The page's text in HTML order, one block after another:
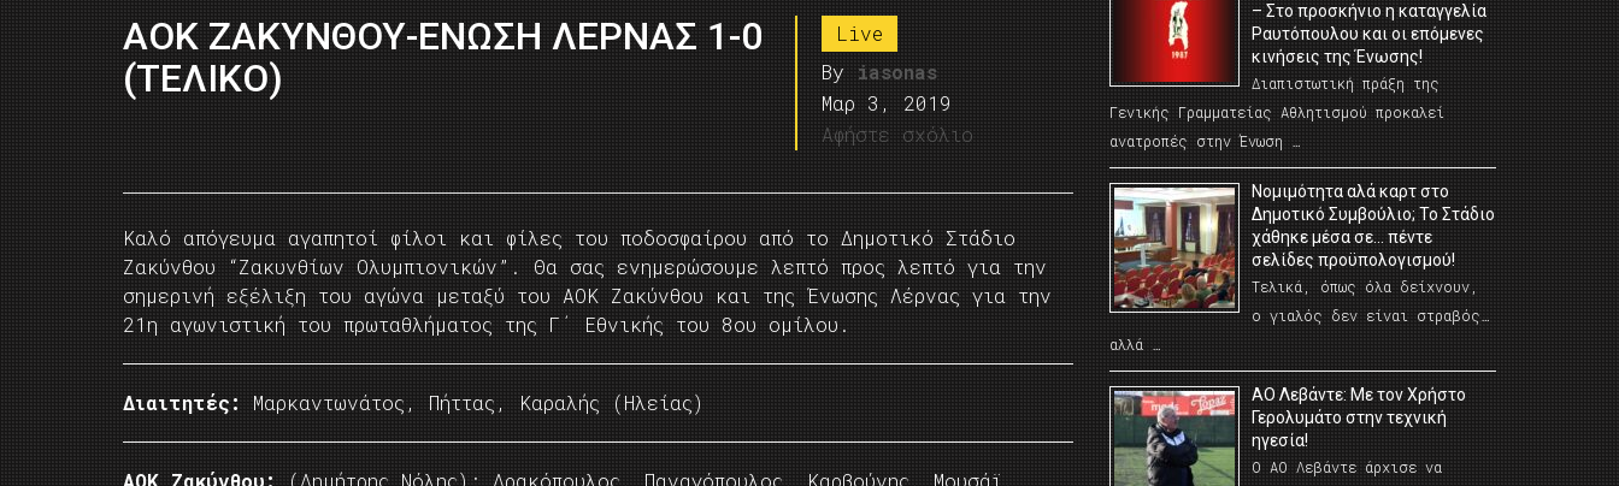
ΑΟΚ ΖΑΚΥΝΘΟΥ-ΕΝΩΣΗ ΛΕΡΝΑΣ 1-0
(ΤΕΛΙΚΟ)
Live
By iasonas
Μαρ 3, 2019
Αφήστε σχόλιο
Kαλό απόγευμα αγαπητοί φίλοι και φίλες του ποδοσφαίρου από το Δημοτικό Στάδιο
Ζακύνθου “Ζακυνθίων Ολυμπιονικών”. Θα σας ενημερώσουμε λεπτό προς λεπτό για την
σημερινή εξέλιξη του αγώνα μεταξύ του ΑΟΚ Ζακύνθου και της Ένωσης Λέρνας για την
21η αγωνιστική του πρωταθλήματος της Γ΄ Εθνικής του 8ου ομίλου.
Διαιτητές: Μαρκαντωνάτος, Πήττας, Καραλής (Ηλείας)
AOK Zακύνθου:
(Δημήτρης Νόλης): Δρακόπουλος, Παναγόπουλος, Καρβούνης, Μουσάϊ,
– Στο προσκήνιο η καταγγελία
Ραυτόπουλου και οι επόμενες
κινήσεις της Ένωσης!
Διαπιστωτική πράξη της
Γενικής Γραμματείας Αθλητισμού προκαλεί
ανατροπές στην Ένωση …
Νομιμότητα αλά καρτ στο
Δημοτικό Συμβούλιο; Το Στάδιο
χάθηκε μέσα σε… πέντε
σελίδες προϋπολογισμού!
Τελικά, όπως όλα δείχνουν,
ο γιαλός δεν είναι στραβός…
αλλά …
ΑΟ Λεβάντε: Με τον Χρήστο
Γερολυμάτο στην τεχνική
ηγεσία!
Ο ΑΟ Λεβάντε άρχισε να